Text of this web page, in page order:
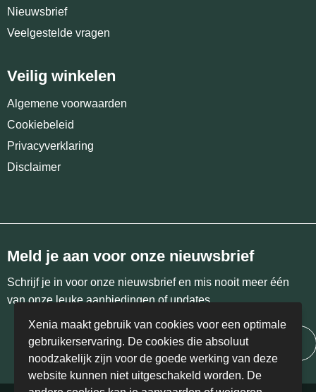
Nieuwsbrief
Veelgestelde vragen
Veilig winkelen
Algemene voorwaarden
Cookiebeleid
Privacyverklaring
Disclaimer
Meld je aan voor onze nieuwsbrief
Schrijf je in voor onze nieuwsbrief en mis nooit meer één
van onze leuke aanbiedingen of updates.
Inschrijven
Xenia maakt gebruik van cookies voor een optimale
gebruikerservaring. De cookies die absoluut
noodzakelijk zijn voor de goede werking van deze
website kunnen niet uitgeschakeld worden. De